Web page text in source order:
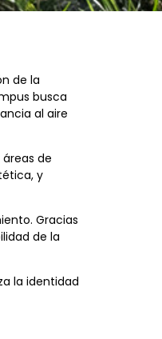
de la
busca
al aire
de
y
Gracias
de la
la identidad